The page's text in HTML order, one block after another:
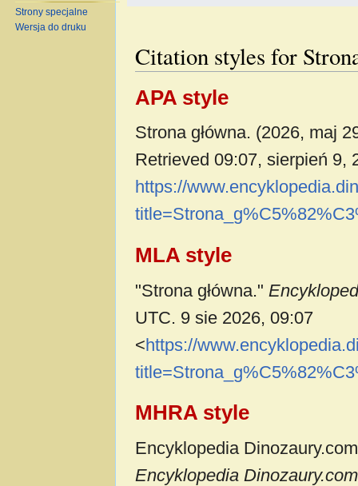
Citation styles for
APA style
Strona główna. (2026, maj
Retrieved 09:07, sierpień 9,
https://
MLA style
"Strona główna."
UTC. 9 sie 2026, 09:07
<https://
MHRA style
Encyklopedia
Encyklopedia
Strony specjalne
Wersja do druku